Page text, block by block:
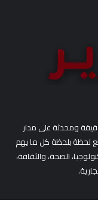
ومحدثة على مدار
لحظة بلحظة كل ما يهم
الصحة، والثقافة،